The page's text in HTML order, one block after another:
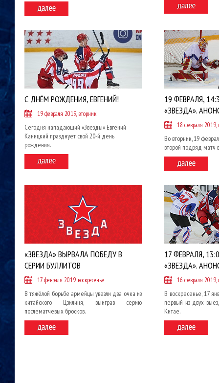
С ДНЁМ РОЖДЕНИЯ, ЕВГЕНИЙ!
19 февраля 2019, вторник
Сегодня нападающий «Звезды» Евгений
Каницкий празднует свой 20-й день
рождения.
19 ФЕВРАЛЯ,
«ЗВЕЗДА».
18 февраля 2019,
Во вторник, 19
второй подряд матч
«ЗВЕЗДА» ВЫРВАЛА ПОБЕДУ В
СЕРИИ БУЛЛИТОВ
17 февраля 2019, воскресенье
В тяжёлой борьбе армейцы увезли два очка из
китайского Цзилиня, выиграв серию
послематчевых бросков.
17 ФЕВРАЛЯ,
«ЗВЕЗДА».
16 февраля 2019,
В воскресенье, 17
первый из двух
Китае.